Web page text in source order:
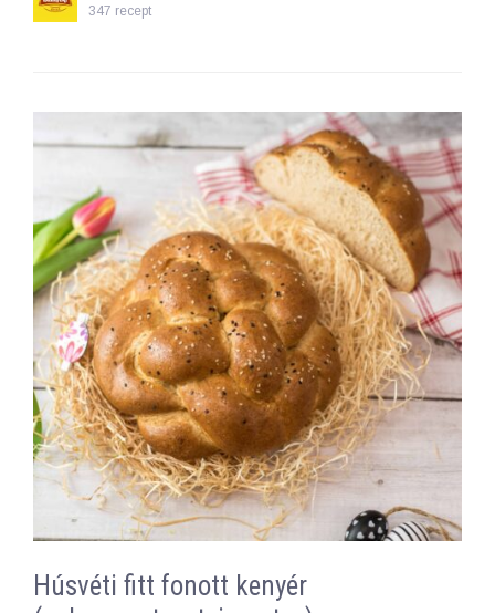
347 recept
Húsvéti fitt fonott kenyér